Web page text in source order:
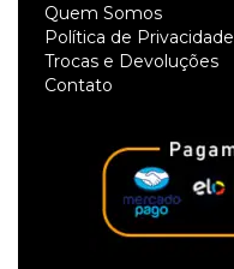
Quem Somos
Política de Privacidade
Trocas e Devoluções
Contato